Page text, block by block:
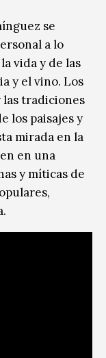
se
a lo
vida y de las
y el vino. Los
tradiciones
los paisajes y
mirada en la
en una
y míticas de